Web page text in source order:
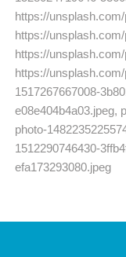
https://
https://
https://
https://
1517267667008-
e08e404b4a03.jpeg,
photo-
1512290746430-
efa173293080.jpeg